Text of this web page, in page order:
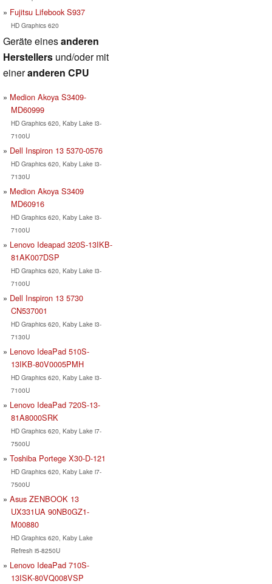
Fujitsu Lifebook S937
HD Graphics 620
Geräte einesanderen
Herstellers und/oder mit
eineranderen CPU
Medion Akoya S3409-
MD60999
HD Graphics 620, Kaby Lake i3-
7100U
Dell Inspiron 13 5370-0576
HD Graphics 620, Kaby Lake i3-
7130U
Medion Akoya S3409
MD60916
HD Graphics 620, Kaby Lake i3-
7100U
Lenovo Ideapad 320S-13IKB-
81AK007DSP
HD Graphics 620, Kaby Lake i3-
7100U
Dell Inspiron 13 5730
CN537001
HD Graphics 620, Kaby Lake i3-
7130U
Lenovo IdeaPad 510S-
13IKB-80V0005PMH
HD Graphics 620, Kaby Lake i3-
7100U
Lenovo IdeaPad 720S-13-
81A8000SRK
HD Graphics 620, Kaby Lake i7-
7500U
Toshiba Portege X30-D-121
HD Graphics 620, Kaby Lake i7-
7500U
Asus ZENBOOK 13
UX331UA 90NB0GZ1-
M00880
HD Graphics 620, Kaby Lake
Refresh i5-8250U
Lenovo IdeaPad 710S-
13ISK-80VQ008VSP